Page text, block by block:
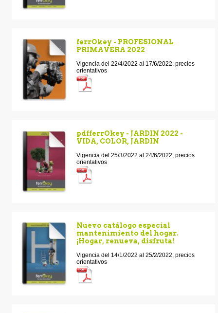
ferrOkey - PROFESIONAL
PRIMAVERA 2022
Vigencia del 22/4/2022 al 17/6/2022, precios
orientativos
pdfferrOkey - JARDIN 2022 -
VIDA, COLOR, JARDIN
Vigencia del 25/3/2022 al 24/6/2022, precios
orientativos
Nuevo catálogo especial
mantenimiento del hogar.
¡Hogar, renueva, disfruta!
Vigencia del 14/1/2022 al 25/2/2022, precios
orientativos